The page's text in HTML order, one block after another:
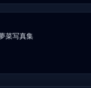
菜写真集